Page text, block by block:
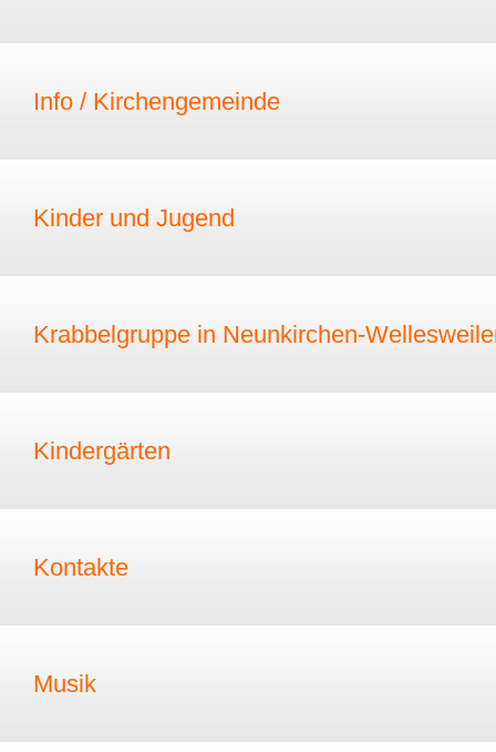
Info / Kirchengemeinde
Kinder und Jugend
Krabbelgruppe in Neunkirchen-
Kindergärten
Kontakte
Musik